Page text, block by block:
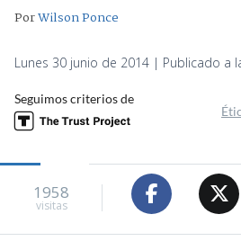
PorWilson Ponce
Lunes 30 junio de 2014 | Publicado a
Seguimos criterios de
1958
visitas